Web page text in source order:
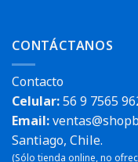
CONTÁCTANOS
Contacto
Celular:56 9 7565
Email:
Santiago, Chile.
(Sólo tienda online, no